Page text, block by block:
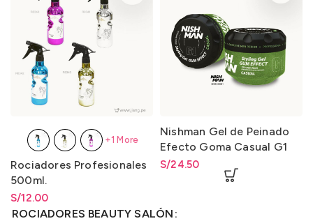
Rociadores Profesionales
500ml.
S/12.00
Rango de precios: desde
S/12.00hastaS/12.00
ROCIADORES BEAUTY SALÓN
+1 More
Nishman Gel de Peinado
Efecto Goma Casual G1
Gum Effect Hair Gel
Casual G1 300ml.
S/24.50